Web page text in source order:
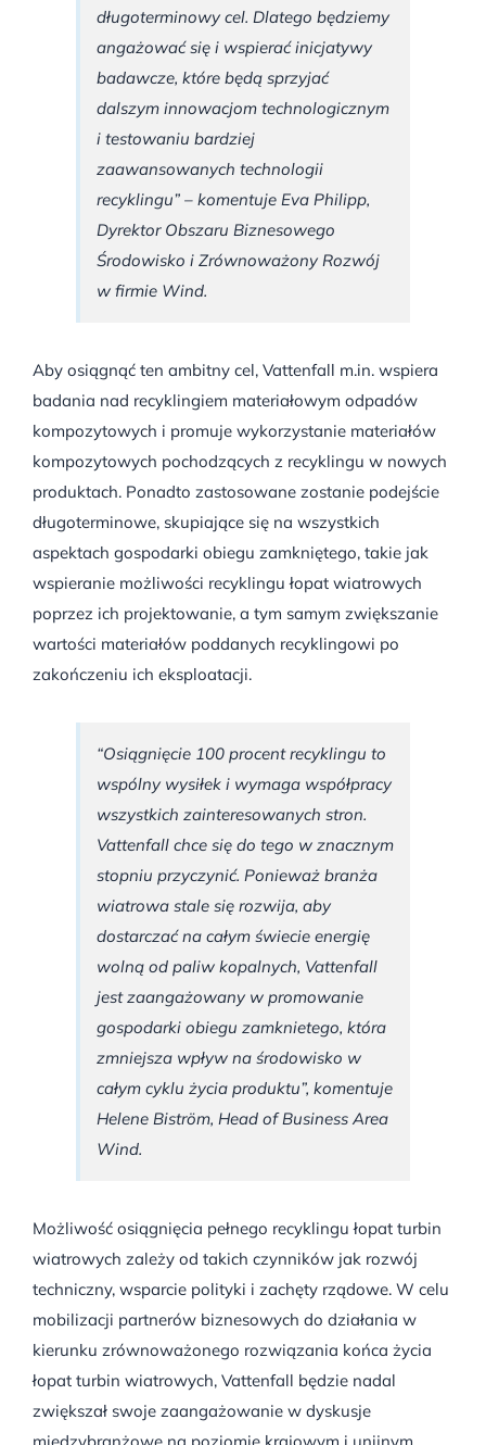
długoterminowy cel. Dlatego będziemy
angażować się i wspierać inicjatywy
badawcze, które będą sprzyjać
dalszym innowacjom technologicznym
i testowaniu bardziej
zaawansowanych technologii
recyklingu” – komentuje Eva Philipp,
Dyrektor Obszaru Biznesowego
Środowisko i Zrównoważony Rozwój
w firmie Wind.
Aby osiągnąć ten ambitny cel, Vattenfall m.in. wspiera
badania nad recyklingiem materiałowym odpadów
kompozytowych i promuje wykorzystanie materiałów
kompozytowych pochodzących z recyklingu w nowych
produktach. Ponadto zastosowane zostanie podejście
długoterminowe, skupiające się na wszystkich
aspektach gospodarki obiegu zamkniętego, takie jak
wspieranie możliwości recyklingu łopat wiatrowych
poprzez ich projektowanie, a tym samym zwiększanie
wartości materiałów poddanych recyklingowi po
zakończeniu ich eksploatacji.
“Osiągnięcie 100 procent recyklingu to
wspólny wysiłek i wymaga współpracy
wszystkich zainteresowanych stron.
Vattenfall chce się do tego w znacznym
stopniu przyczynić. Ponieważ branża
wiatrowa stale się rozwija, aby
dostarczać na całym świecie energię
wolną od paliw kopalnych, Vattenfall
jest zaangażowany w promowanie
gospodarki obiegu zamknietego, która
zmniejsza wpływ na środowisko w
całym cyklu życia produktu”, komentuje
Helene Biström, Head of Business Area
Wind.
Możliwość osiągnięcia pełnego recyklingu łopat turbin
wiatrowych zależy od takich czynników jak rozwój
techniczny, wsparcie polityki i zachęty rządowe. W celu
mobilizacji partnerów biznesowych do działania w
kierunku zrównoważonego rozwiązania końca życia
łopat turbin wiatrowych, Vattenfall będzie nadal
zwiększał swoje zaangażowanie w dyskusje